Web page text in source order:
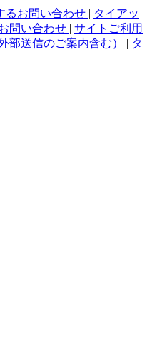
るお問い合わせ | タイアッ
問い合わせ | サイトご利用
部送信のご案内含む） | タ